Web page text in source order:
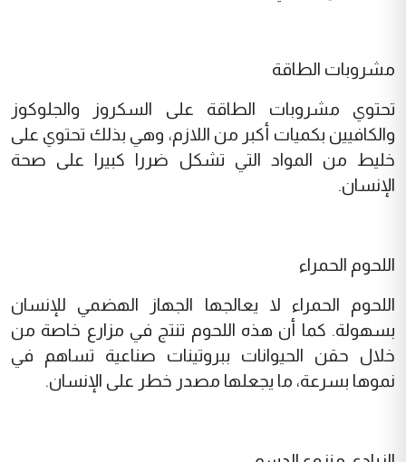
مشروبات الطاقة
تحتوي مشروبات الطاقة على السكروز والجلوكوز
والكافيين بكميات أكبر من اللازم، وهي بذلك تحتوي على
خليط من المواد التي تشكل ضررا كبيرا على صحة
الإنسان.
اللحوم الحمراء
اللحوم الحمراء لا يعالجها الجهاز الهضمي للإنسان
بسهولة. كما أن هذه اللحوم تنتج في مزارع خاصة من
خلال حقن الحيوانات ببروتينات صناعية تساهم في
نموها بسرعة، ما يجعلها مصدر خطر على الإنسان.